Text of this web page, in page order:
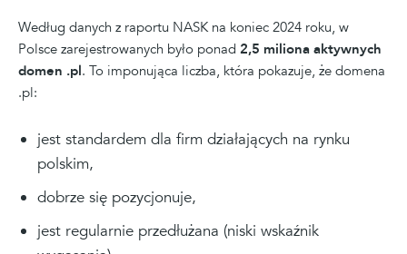
Według danych z raportu NASK na koniec 2024 roku, w
Polsce zarejestrowanych było ponad 2,5 miliona aktywnych
domen .pl. To imponująca liczba, która pokazuje, że domena
.pl:
jest standardem dla firm działających na rynku
polskim,
dobrze się pozycjonuje,
jest regularnie przedłużana (niski wskaźnik